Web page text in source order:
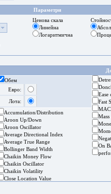
Параметри
Ценова скала
Линейна
Логаритмична
Обем
Евро:
Лота:
Accumulation/Distribution
Aroon Up/Down
Aroon Oscillator
Average Directional Index
Average True Range
Bollinger Band Width
Chaikin Money Flow
Chaikin Oscillator
Chaikin Volatility
Close Location Value
Ease
Fast
On